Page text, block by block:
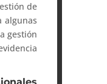
de
algunas
gestión